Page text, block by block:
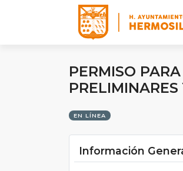
PERMISO
EN LÍNEA
Información